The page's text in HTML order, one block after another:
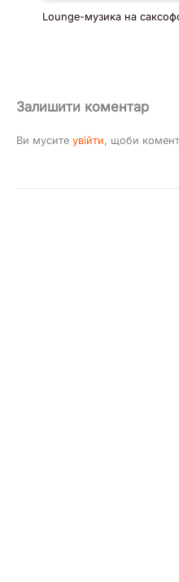
Lounge-музика на
Залишити коментар
Ви мусите увійти, щоби